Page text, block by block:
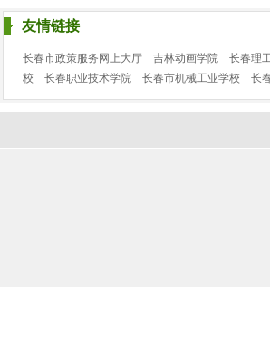
友情链接
长春市政策服务网上大厅 吉林动画学院 长春理
校
长春职业技术学院 长春市机械工业学校 长